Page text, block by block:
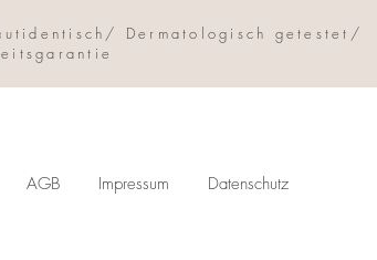
Dermatologisch getestet/
AGB Impressum Datenschutz